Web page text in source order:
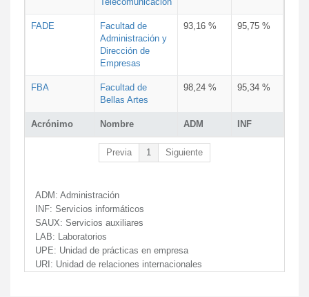
Acrónimo Nombre ADM INF
FADE
Facultad de
Administración y
Dirección de
Empresas
93,16 % 95,75 %
FBA
Facultad de
Bellas Artes
98,24 % 95,34 %
Previa 1 Siguiente
ADM: Administración
INF: Servicios informáticos
SAUX: Servicios auxiliares
LAB: Laboratorios
UPE: Unidad de prácticas en empresa
URI: Unidad de relaciones internacionales